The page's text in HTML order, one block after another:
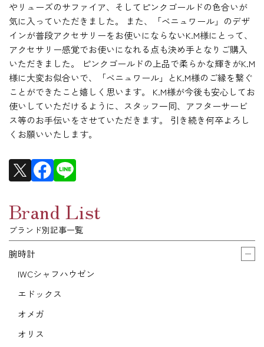
やリューズのサファイア、そしてピンクゴールドの色合いが
気に入っていただきました。 また、「ベニュワール」のデザ
インが普段アクセサリーをお使いにならないK.M様にとって、
アクセサリー感覚でお使いになれる点も決め手となりご購入
いただきました。 ピンクゴールドの上品で柔らかな輝きがK.M
様に大変お似合いで、「ベニュワール」とK.M様のご縁を繋ぐ
ことができたこと嬉しく思います。 K.M様が今後も安心してお
使いしていただけるように、スタッフ一同、アフターサービ
ス等のお手伝いをさせていただきます。 引き続き何卒よろし
くお願いいたします。
Brand List
ブランド別記事一覧
腕時計
IWCシャフハウゼン
エドックス
オメガ
オリス